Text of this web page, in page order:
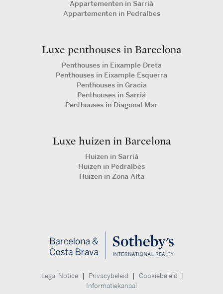
Appartementen in Sarrià
Appartementen in Pedralbes
Luxe penthouses in Barcelona
Penthouses in Eixample Dreta
Penthouses in Eixample Esquerra
Penthouses in Gracia
Penthouses in Sarriá
Penthouses in Diagonal Mar
Luxe huizen in Barcelona
Huizen in Sarriá
Huizen in Pedralbes
Huizen in Zona Alta
Legal Notice Privacybeleid Cookiebeleid
Informatiekanaal